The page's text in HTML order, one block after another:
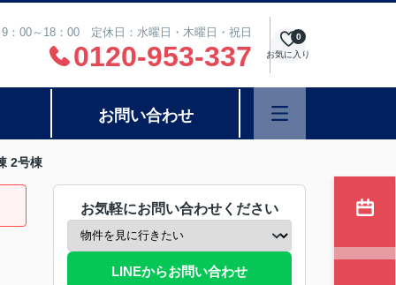
：00～18：00 定休日：水曜日・木曜日・祝日
0120-953-337 お気に入り
0
お問い合わせ
2号棟
お気軽にお問い合わせください
LINEからお問い合わせ